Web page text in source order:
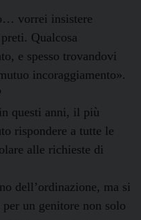
vorrei insistere
Qualcosa
e spesso trovandovi
incoraggiamento».
questi anni, il più
rispondere a tutte le
alle richieste di
dell’ordinazione, ma si
un genitore non solo